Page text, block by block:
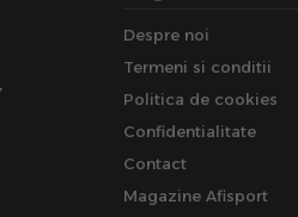
Despre noi
Termeni si conditii
Politica de cookies
Confidentialitate
Contact
Magazine Afisport